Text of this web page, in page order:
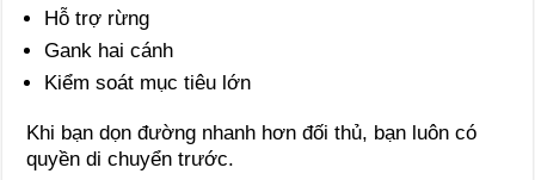
Hỗ trợ rừng
Gank hai cánh
Kiểm soát mục tiêu lớn
Khi bạn dọn đường nhanh hơn đối thủ, bạn luôn có
quyền di chuyển trước.